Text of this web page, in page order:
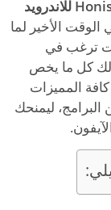
الأخير لما
ترغب في
نقدم لك كل ما يخص
المميزات
ليمنحك